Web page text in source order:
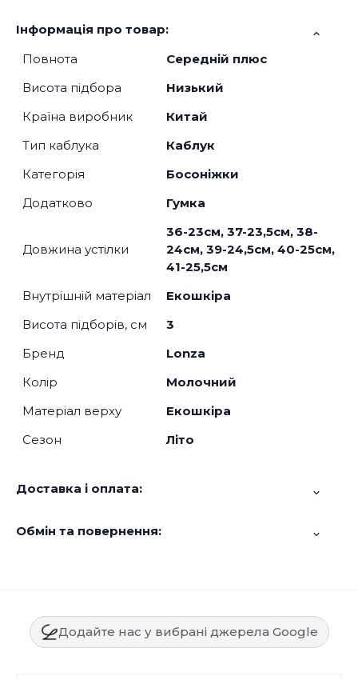
Інформація про товар:
Повнота
Середній плюс
Висота підбора
Низький
Країна виробник
Китай
Тип каблука
Каблук
Категорія
Босоніжки
Додатково
Гумка
Довжина устілки
36-23см, 37-23,5см, 38-
24см, 39-24,5см, 40-25см,
41-25,5см
Внутрішній матеріал
Екошкіра
Висота підборів, см
3
Бренд
Lonza
Колір
Молочний
Матеріал верху
Екошкіра
Сезон
Літо
Доставка і оплата:
Обмін та повернення:
Додайте нас у вибрані джерела Google